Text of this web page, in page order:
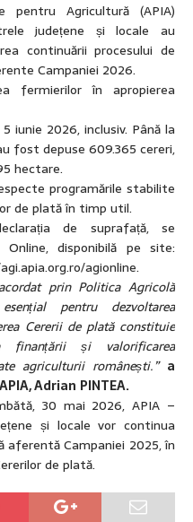
pentru Agricultură (APIA)
județene și locale au
continuării procesului de
Campaniei 2026.
fermierilor în apropierea
iunie 2026, inclusiv. Până la
fost depuse 609.365 cereri,
hectare.
programările stabilite
de plată în timp util.
de suprafață, se
disponibilă pe site:
agionline.
prin Politica Agricolă
pentru dezvoltarea
Cererii de plată constituie
finanțării și valorificarea
agriculturii românești.” a
Adrian PINTEA.
30 mai 2026, APIA –
și locale vor continua
Campaniei 2025, în
de plată.